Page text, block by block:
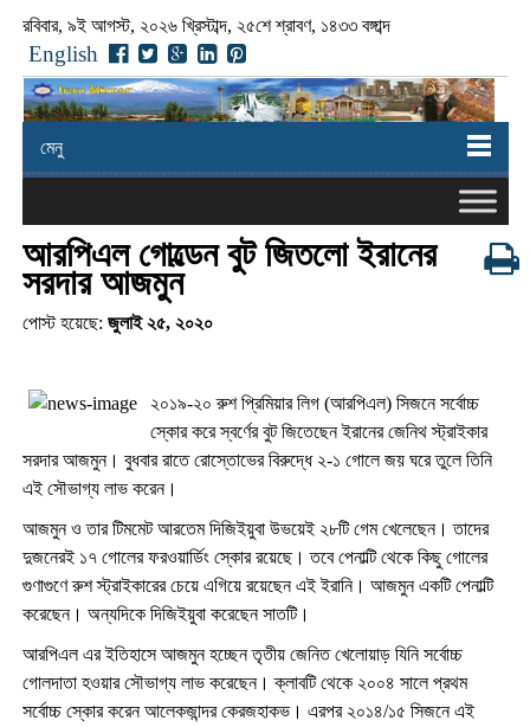
রবিবার, ৯ই আগস্ট, ২০২৬ খ্রিস্টাব্দ, ২৫শে শ্রাবণ, ১৪৩৩ বঙ্গাব্দ
English
মেনু
আরপিএল গোল্ডেন বুট জিতলো ইরানের
সরদার আজমুন
পোস্ট হয়েছে: জুলাই ২৫, ২০২০
২০১৯-২০ রুশ প্রিমিয়ার লিগ (আরপিএল) সিজনে সর্বোচ্চ
স্কোর করে স্বর্ণের বুট জিতেছেন ইরানের জেনিথ স্ট্রাইকার
সরদার আজমুন। বুধবার রাতে রোস্তোভের বিরুদ্ধে ২-১ গোলে জয় ঘরে তুলে তিনি
এই সৌভাগ্য লাভ করেন।
আজমুন ও তার টিমমেট আরতেম দিজিইয়ুবা উভয়েই ২৮টি গেম খেলেছেন। তাদের
দুজনেরই ১৭ গোলের ফরওয়ার্ডিং স্কোর রয়েছে। তবে পেনাল্টি থেকে কিছু গোলের
গুণাগুণে রুশ স্ট্রাইকারের চেয়ে এগিয়ে রয়েছেন এই ইরানি। আজমুন একটি পেনাল্টি
করেছেন। অন্যদিকে দিজিইয়ুবা করেছেন সাতটি।
আরপিএল এর ইতিহাসে আজমুন হচ্ছেন তৃতীয় জেনিত খেলোয়াড় যিনি সর্বোচ্চ
গোলদাতা হওয়ার সৌভাগ্য লাভ করেছেন। ক্লাবটি থেকে ২০০৪ সালে প্রথম
সর্বোচ্চ স্কোর করেন আলেকজান্দর কেরজহাকভ। এরপর ২০১৪/১৫ সিজনে এই